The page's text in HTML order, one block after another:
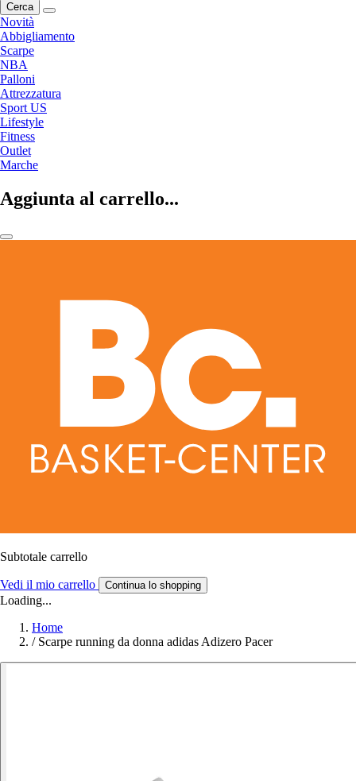
Cerca
Novità
Abbigliamento
Scarpe
NBA
Palloni
Attrezzatura
Sport US
Lifestyle
Fitness
Outlet
Marche
Aggiunta al carrello...
Subtotale carrello
Vedi il mio carrello Continua lo shopping
Loading...
Home
/ Scarpe running da donna adidas Adizero Pacer